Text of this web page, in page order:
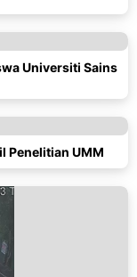
Universiti Sains
Penelitian UMM